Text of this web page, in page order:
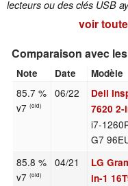
lecteurs ou des clés USB
voir
Comparaison avec
Note Date Modèle
85.7 %
v7(old)
06/22
Dell
7620 2-
i7-
G7
85.8 %
v7(old)
04/21
LG
in-1